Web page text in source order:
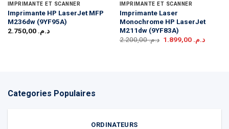
IMPRIMANTE ET SCANNER
Imprimante HP LaserJet MFP
M236dw (9YF95A)
د.م. 2.750,00
IMPRIMANTE ET SCANNER
Imprimante Laser
Monochrome HP LaserJet
M211dw (9YF83A)
د.م.2.200,00
Le
د.م. 1.899,00
Le
Categories Populaires
ORDINATEURS